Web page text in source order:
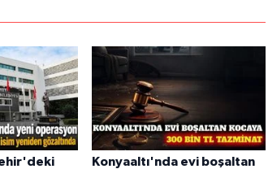
Konyaaltı'nda evi boşaltan